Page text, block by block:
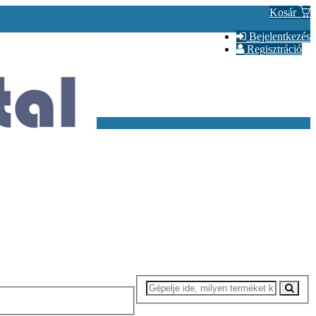
Kosár
Bejelentkezés
Regisztráció